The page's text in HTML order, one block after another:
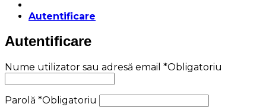
Autentificare
Autentificare
Nume utilizator sau adresă email *Obligatoriu
Parolă *Obligatoriu